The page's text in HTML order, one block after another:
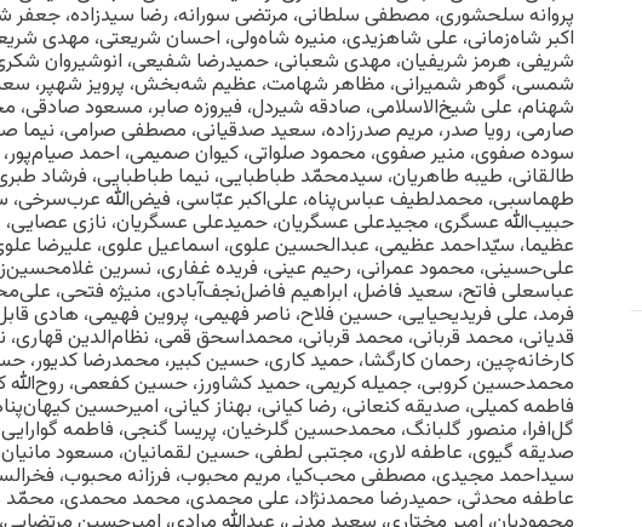
پروانه سلحشوری، مصطفی سلطانی، مرتضی سورانه، رضا سیدزاده، جعفر
اکبر شاه‌زمانی، علی شاهزیدی، منیره شاه‌ولی، احسان شریعتی، مهدی
شریفی، هرمز شریفیان، مهدی شعبانی، حمیدرضا شفیعی، انوشیروان
شمسی، گوهر شمیرانی، مظاهر شهامت، عظیم شه‌بخش، پرویز شهپر،
شهنام، علی شیخ‌الاسلامی، صادقه شیردل، فیروزه صابر، مسعود
صارمی، رویا صدر، مریم صدرزاده، سعید صدقیانى، مصطفی صرامی، نیما
سوده صفوی، منیر صفوی، محمود صلواتی، کیوان صمیمی، احمد
طالقانی، طیبه طاهریان، سیدمحمّد طباطبایی، نیما طباطبایی، فرشاد
طهماسبی، محمدلطیف عباس‌پناه، علی‌اکبر عبّاسی، فیض‌الله
حبیب‌الله عسگری، مجیدعلی عسگریان، حمیدعلی عسگریان، نازی
عظیما، سیّد‌احمد عظیمی، عبدالحسین علوی، اسماعیل علوی، علیرضا
علی‌حسینی، محمود عمرانی، رحیم عینی، فریده غفاری، نسرین
عباسعلی فاتح، سعید فاضل، ابراهیم فاضل‌نجف‌آبادی، منیژه فتحی،
فرمد، علی فریدیحیایی، حسین فلاح، ناصر فهیمی، پروین فهیمی، هادی
قدیانی، محمد قربانی، محمد قربانی، محمداسحق قمی، نظام‌الدین قهاری،
کارخانه‌چین، رحمان کارگشا، حمید کاری، حسین کبیر، محمدرضا کدیور،
محمدحسین کروبی، جمیله کریمی، حمید کشاورز، حسین کفعمی، روح‌الله
فاطمه کمیلی، صدیقه کنعانی، رضا کیانی، بهناز کیانی، امیرحسین
گل‌افرا، منصور گلبانگ، محمدحسین گلرخیان، پریسا گنجی، فاطمه
صدیقه گیوی، عاطفه لاری، مجتبی لطفی، حسین لقمانیان، مسعود
سیداحمد مجیدی، مصطفی محب‌کیا، مریم محبوب، فرزانه محبوب،
عاطفه محدثی، حمیدرضا محمدنژاد، علی محمدی، محمد محمدی،